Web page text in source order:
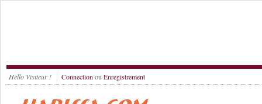
Hello Visiteur ! Connection ou Enregistrement